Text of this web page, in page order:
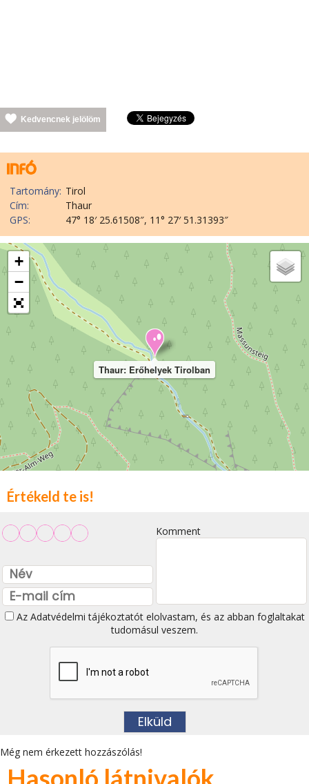
Kedvencnek jelölöm
Tartomány: Tirol
Cím:
Thaur
GPS:
47° 18′ 25.61508″, 11° 27′ 51.31393″
Thaur: Erőhelyek Tirolban
+
−
Értékeld te is!
Komment
Az Adatvédelmi tájékoztatótelolvastam, és az abban foglaltakat
tudomásul veszem.
Még nem érkezett hozzászólás!
Hasonló látnivalók